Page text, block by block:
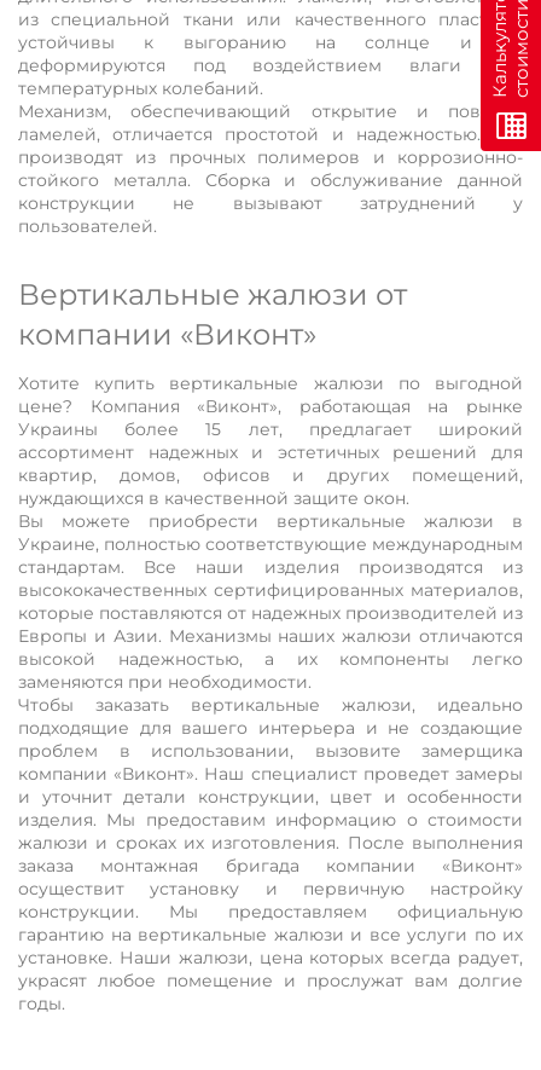
из специальной ткани или качественного пластика,
устойчивы к выгоранию на солнце и не
деформируются под воздействием влаги или
температурных колебаний.
Механизм, обеспечивающий открытие и поворот
ламелей, отличается простотой и надежностью. Его
производят из прочных полимеров и коррозионно-
стойкого металла. Сборка и обслуживание данной
конструкции не вызывают затруднений у
пользователей.
Вертикальные жалюзи от
компании «Виконт»
Хотите купить вертикальные жалюзи по выгодной
цене? Компания «Виконт», работающая на рынке
Украины более 15 лет, предлагает широкий
ассортимент надежных и эстетичных решений для
квартир, домов, офисов и других помещений,
нуждающихся в качественной защите окон.
Вы можете приобрести вертикальные жалюзи в
Украине, полностью соответствующие международным
стандартам. Все наши изделия производятся из
высококачественных сертифицированных материалов,
которые поставляются от надежных производителей из
Европы и Азии. Механизмы наших жалюзи отличаются
высокой надежностью, а их компоненты легко
заменяются при необходимости.
Чтобы заказать вертикальные жалюзи, идеально
подходящие для вашего интерьера и не создающие
проблем в использовании, вызовите замерщика
компании «Виконт». Наш специалист проведет замеры
и уточнит детали конструкции, цвет и особенности
изделия. Мы предоставим информацию о стоимости
жалюзи и сроках их изготовления. После выполнения
заказа монтажная бригада компании «Виконт»
осуществит установку и первичную настройку
конструкции. Мы предоставляем официальную
гарантию на вертикальные жалюзи и все услуги по их
установке. Наши жалюзи, цена которых всегда радует,
украсят любое помещение и прослужат вам долгие
годы.
К
а
л
ь
к
у
л
я
т
о
р
с
т
о
и
м
о
с
т
и
о
н
л
а
й